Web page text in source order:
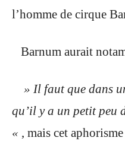
l’homme de cirque
Barnum aurait
» Il faut que dans
qu’il y a un petit peu
« , mais cet